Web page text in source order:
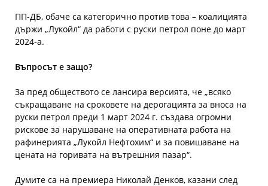
ПП-ДБ, обаче са категорично против това – коалицията
държи „Лукойл“ да работи с руски петрол поне до март
2024-а.
Въпросът е защо?
За пред обществото се лансира версията, че „всяко
съкращаване на сроковете на дерогацията за вноса на
руски петрол преди 1 март 2024 г. създава огромни
рискове за нарушаване на оперативната работа на
рафинерията „Лукойл Нефтохим“ и за повишаване на
цената на горивата на вътрешния пазар“.
Думите са на премиера Николай Денков, казани след